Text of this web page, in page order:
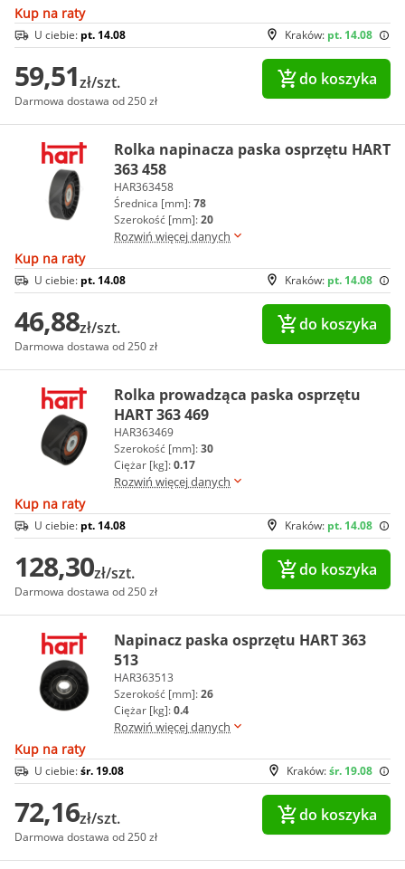
Kup na raty
Kraków: pt. 14.08
U ciebie: pt. 14.08
59,51zł/szt.
Darmowa dostawa od 250 zł
do koszyka
Rolka napinacza paska osprzętu HART
363 458
HAR363458
Średnica [mm]:78
Szerokość [mm]:20
Rozwiń więcej danych
Kup na raty
Kraków: pt. 14.08
U ciebie: pt. 14.08
46,88zł/szt.
Darmowa dostawa od 250 zł
do koszyka
Rolka prowadząca paska osprzętu
HART 363 469
HAR363469
Szerokość [mm]:30
Ciężar [kg]:0.17
Rozwiń więcej danych
Kup na raty
Kraków: pt. 14.08
U ciebie: pt. 14.08
128,30zł/szt.
Darmowa dostawa od 250 zł
do koszyka
Napinacz paska osprzętu HART 363
513
HAR363513
Szerokość [mm]:26
Ciężar [kg]:0.4
Rozwiń więcej danych
Kup na raty
Kraków:śr. 19.08
U ciebie:śr. 19.08
72,16zł/szt.
Darmowa dostawa od 250 zł
do koszyka